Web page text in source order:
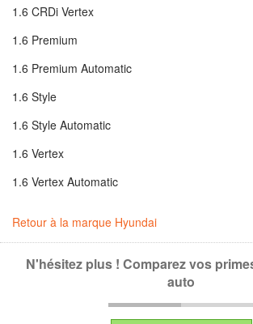
1.6 CRDi Vertex
1.6 Premium
1.6 Premium Automatic
1.6 Style
1.6 Style Automatic
1.6 Vertex
1.6 Vertex Automatic
Retour à la marque Hyundai
N'hésitez plus ! Comparez vos
auto